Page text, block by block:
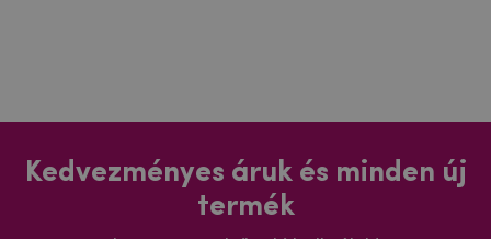
Kedvezményes áruk és minden új
termék